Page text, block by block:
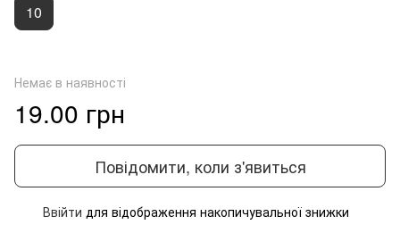
10
Немає в наявності
19.00 грн
Повідомити, коли з'явиться
Ввійти для відображення накопичувальної знижки